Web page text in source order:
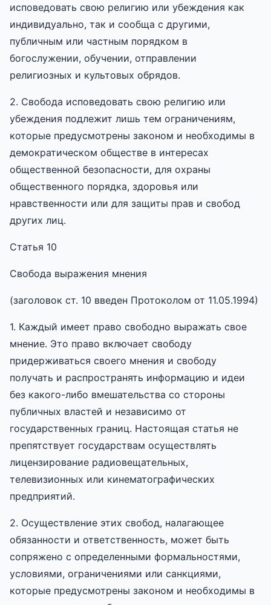
исповедовать свою религию или убеждения как
индивидуально, так и сообща с другими,
публичным или частным порядком в
богослужении, обучении, отправлении
религиозных и культовых обрядов.
2. Свобода исповедовать свою религию или
убеждения подлежит лишь тем ограничениям,
которые предусмотрены законом и необходимы в
демократическом обществе в интересах
общественной безопасности, для охраны
общественного порядка, здоровья или
нравственности или для защиты прав и свобод
других лиц.
Статья 10
Свобода выражения мнения
(заголовок ст. 10 введен Протоколом от 11.05.1994)
1. Каждый имеет право свободно выражать свое
мнение. Это право включает свободу
придерживаться своего мнения и свободу
получать и распространять информацию и идеи
без какого-либо вмешательства со стороны
публичных властей и независимо от
государственных границ. Настоящая статья не
препятствует государствам осуществлять
лицензирование радиовещательных,
телевизионных или кинематографических
предприятий.
2. Осуществление этих свобод, налагающее
обязанности и ответственность, может быть
сопряжено с определенными формальностями,
условиями, ограничениями или санкциями,
которые предусмотрены законом и необходимы в